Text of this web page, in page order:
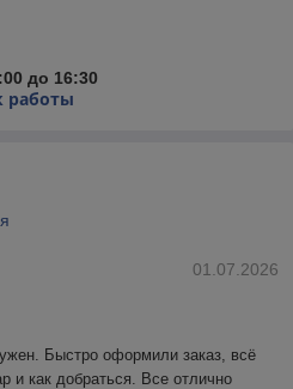
до 16:30
работы
01.07.2026
Быстро оформили заказ, всё
и как добраться. Все отлично